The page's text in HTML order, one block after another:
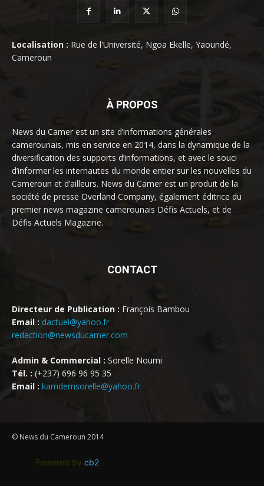
Localisation : Rue de l'Université, Ngoa Ekelle, Yaoundé,
Cameroun
À PROPOS
News du Camer est un site d’informations générales
camerounais, mis en service en 2014, dans la dynamique de la
diversification des supports d’informations, et avec le souci
d’informer les internautes du monde entier sur les nouvelles du
Cameroun et d’ailleurs. News du Camer est un produit de la
société de presse Overland Company, également éditrice du
premier news magazine camerounais Défis Actuels, et de
Défis Actuels Magazine.
CONTACT
Directeur de Publication : François Bambou
Email : dactuel@yahoo.fr
redaction@newsducamer.com
Admin & Commercial : Sorelle Noumi
Tél. : (+237) 696 96 95 35
Email : kamdemsorelle@yahoo.fr
© News du Cameroun 2014
Powered by cb2